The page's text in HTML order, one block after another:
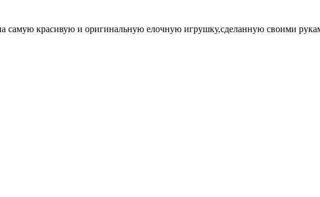
самую красивую и оригинальную елочную игрушку,сделанную своими